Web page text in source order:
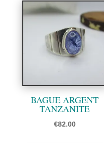
BAGUE ARGENT
TANZANITE
€82.00